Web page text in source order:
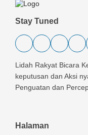
Stay Tuned
Lidah Rakyat Bicara
keputusan dan Aksi
Penguatan dan
Halaman